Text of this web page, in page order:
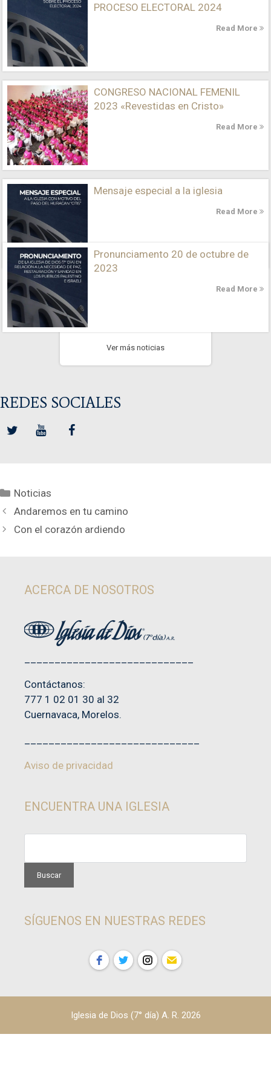
PROCESO ELECTORAL 2024
Read More
CONGRESO NACIONAL FEMENIL
2023 «Revestidas en Cristo»
Read More
Mensaje especial a la iglesia
Read More
Pronunciamento 20 de octubre de
2023
Read More
Ver más noticias
REDES SOCIALES
Categorías
Noticias
Andaremos en tu camino
Con el corazón ardiendo
ACERCA DE NOSOTROS
Contáctanos:
777 1 02 01 30 al 32
Cuernavaca, Morelos.
Aviso de privacidad
ENCUENTRA UNA IGLESIA
SÍGUENOS EN NUESTRAS REDES
Iglesia de Dios (7° día) A. R. 2026